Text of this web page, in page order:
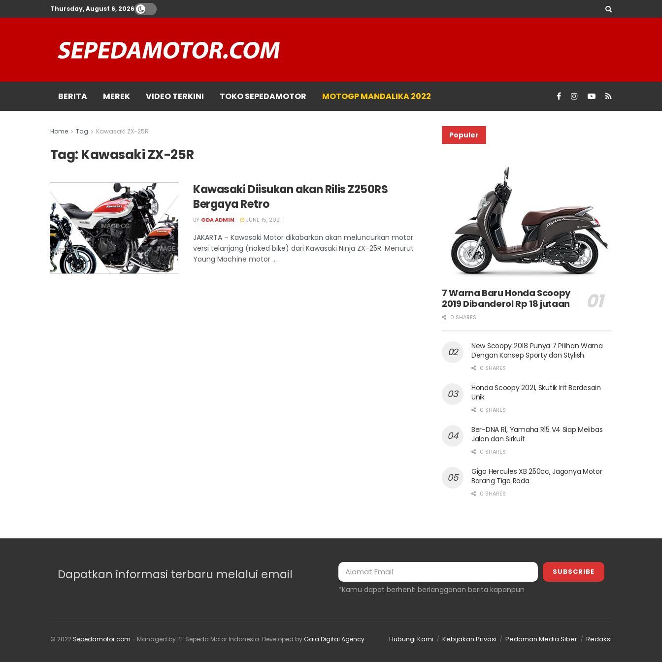
Thursday, August 6, 2026
BERITA MEREK VIDEO TERKINI TOKO SEPEDAMOTOR MOTOGP MANDALIKA 2022
Home Tag Kawasaki ZX-25R
Tag: Kawasaki ZX-25R
Kawasaki Diisukan akan Rilis Z250RS
Bergaya Retro
BY GDA ADMIN JUNE 15, 2021
JAKARTA – Kawasaki Motor dikabarkan akan meluncurkan motor
versi telanjang (naked bike) dari Kawasaki Ninja ZX-25R. Menurut
Young Machine motor ...
Populer
7 Warna Baru Honda Scoopy
2019 Dibanderol Rp 18 jutaan
0 SHARES
New Scoopy 2018 Punya 7 Pilihan Warna
Dengan Konsep Sporty dan Stylish.
0 SHARES
Honda Scoopy 2021, Skutik Irit Berdesain
Unik
0 SHARES
Ber-DNA R1, Yamaha R15 V4 Siap Melibas
Jalan dan Sirkuit
0 SHARES
Giga Hercules XB 250cc, Jagonya Motor
Barang Tiga Roda
0 SHARES
Dapatkan informasi terbaru melalui email
*Kamu dapat berhenti berlangganan berita kapanpun
Hubungi Kami Kebijakan Privasi Pedoman Media Siber Redaksi
© 2022 Sepedamotor.com - Managed by PT Sepeda Motor Indonesia. Developed by Gaia Digital Agency.